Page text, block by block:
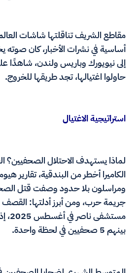
مقاطع الشريف تناقلتها شاشات
أساسية في نشرات الأخبار، كان
إلى نيويورك وباريس ولندن، شاهدًا
حاولوا اغتيالها، تجد طريقها للخروج.
استراتيجية الاغتيال
لماذا يستهدف الاحتلال الصحفيين؟
الكاميرا أخطر من البندقية، تقارير
ومراسلون بلا حدود وصفت قتل
جريمة حرب، ومن أبرز أدلتها:
بينهم 5 صحفيين في لحظة واحدة.